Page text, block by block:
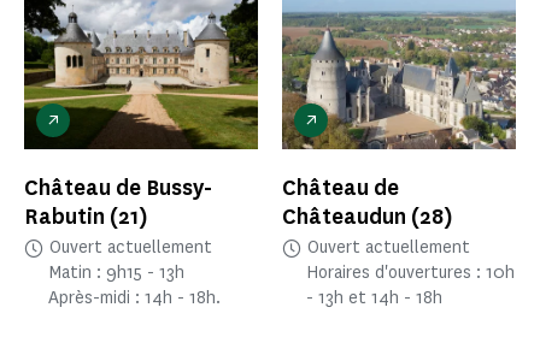
Château de Bussy-
Rabutin (21)
Ouvert actuellement
Matin : 9h15 - 13h
Après-midi : 14h - 18h.
Château de
Châteaudun (28)
Ouvert actuellement
Horaires d'ouvertures : 10h
- 13h et 14h - 18h